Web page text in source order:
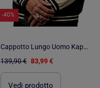
-40%
Cappotto Lungo Uomo Kaporal in Pelle
139,90 € 83,99 €
Vedi prodotto